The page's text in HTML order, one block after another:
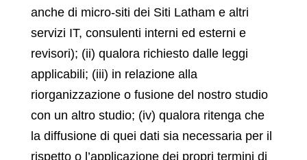
anche di micro-siti dei Siti Latham e altri
servizi IT, consulenti interni ed esterni e
revisori); (ii) qualora richiesto dalle leggi
applicabili; (iii) in relazione alla
riorganizzazione o fusione del nostro studio
con un altro studio; (iv) qualora ritenga che
la diffusione di quei dati sia necessaria per il
rispetto o l’applicazione dei propri termini di